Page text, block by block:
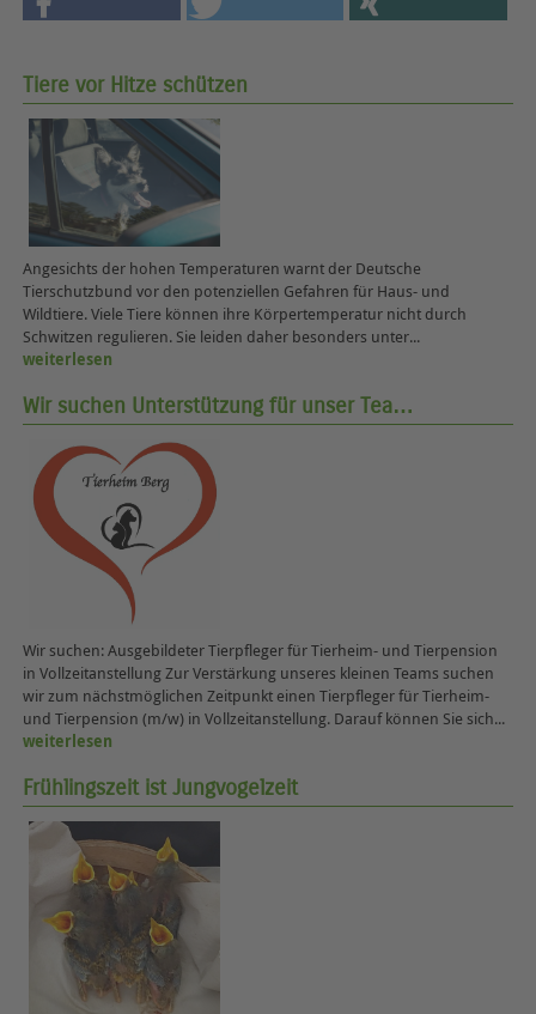
Tiere vor Hitze schützen
Angesichts der hohen Temperaturen warnt der Deutsche
Tierschutzbund vor den potenziellen Gefahren für Haus- und
Wildtiere. Viele Tiere können ihre Körpertemperatur nicht durch
Schwitzen regulieren. Sie leiden daher besonders unter...
weiterlesen
Wir suchen Unterstützung für unser Tea…
Wir suchen: Ausgebildeter Tierpfleger für Tierheim- und Tierpension
in Vollzeitanstellung Zur Verstärkung unseres kleinen Teams suchen
wir zum nächstmöglichen Zeitpunkt einen Tierpfleger für Tierheim-
und Tierpension (m/w) in Vollzeitanstellung. Darauf können Sie sich...
weiterlesen
Frühlingszeit ist Jungvogelzeit